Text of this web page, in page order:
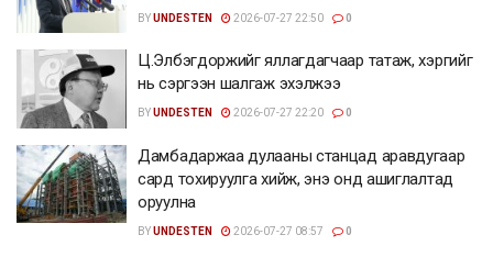
BYUNDESTEN 2026-07-27 22:50 0
Ц.Элбэгдоржийг яллагдагчаар татаж, хэргийг
нь сэргээн шалгаж эхэлжээ
BYUNDESTEN 2026-07-27 22:20 0
Дамбадаржаа дулааны станцад аравдугаар
сард тохируулга хийж, энэ онд ашиглалтад
оруулна
BYUNDESTEN 2026-07-27 08:57 0